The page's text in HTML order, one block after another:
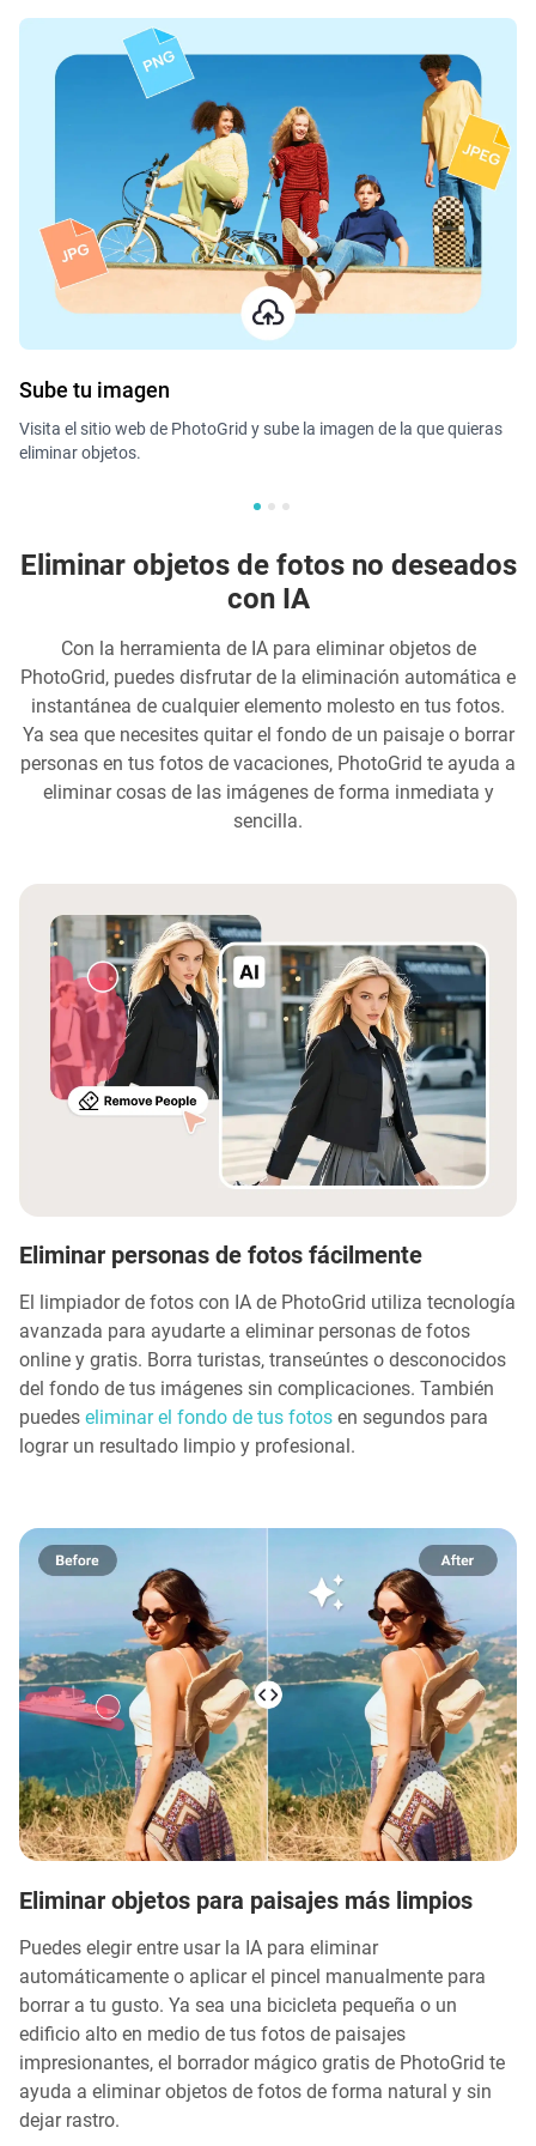
Sube tu imagen
Visita el sitio web de PhotoGrid y sube la imagen de la que quieras
eliminar objetos.
Eliminar objetos de fotos no deseados
con IA
Con la herramienta de IA para eliminar objetos de
PhotoGrid, puedes disfrutar de la eliminación automática e
instantánea de cualquier elemento molesto en tus fotos.
Ya sea que necesites quitar el fondo de un paisaje o borrar
personas en tus fotos de vacaciones, PhotoGrid te ayuda a
eliminar cosas de las imágenes de forma inmediata y
sencilla.
Eliminar personas de fotos fácilmente
El limpiador de fotos con IA de PhotoGrid utiliza tecnología
avanzada para ayudarte a eliminar personas de fotos
online y gratis. Borra turistas, transeúntes o desconocidos
del fondo de tus imágenes sin complicaciones. También
puedes eliminar el fondo de tus fotos en segundos para
lograr un resultado limpio y profesional.
Eliminar objetos para paisajes más limpios
Puedes elegir entre usar la IA para eliminar
automáticamente o aplicar el pincel manualmente para
borrar a tu gusto. Ya sea una bicicleta pequeña o un
edificio alto en medio de tus fotos de paisajes
impresionantes, el borrador mágico gratis de PhotoGrid te
ayuda a eliminar objetos de fotos de forma natural y sin
dejar rastro.